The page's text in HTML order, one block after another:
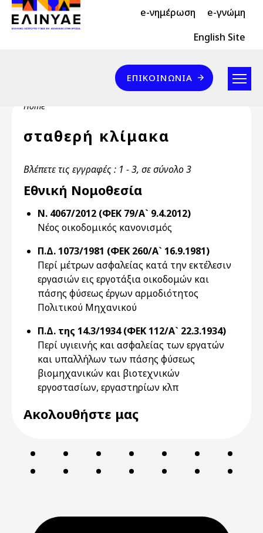
Skip to main content
Header Top 2 e-νημέρωση e-γνώμη
Header Top English Site
Επικοινωνία
ΕΠΙΚΟΙΝΩΝΊΑ
Breadcrumb
Home
σταθερή κλίμακα
Βλέπετε τις εγγραφές : 1 - 3, σε σύνολο 3
Εθνική Νομοθεσία
Ν. 4067/2012 (ΦΕΚ 79/Α` 9.4.2012)
Νέος οικοδομικός κανονισμός
Π.Δ. 1073/1981 (ΦΕΚ 260/Α` 16.9.1981)
Περί μέτρων ασφαλείας κατά την εκτέλεσιν
εργασιών εις εργοτάξια οικοδομών και
πάσης φύσεως έργων αρμοδιότητος
Πολιτικού Μηχανικού
Π.Δ. της 14.3/1934 (ΦΕΚ 112/Α` 22.3.1934)
Περί υγιεινής και ασφαλείας των εργατών
και υπαλλήλων των πάσης φύσεως
βιομηχανικών και βιοτεχνικών
εργοστασίων, εργαστηρίων κλπ
Ακολουθήστε μας